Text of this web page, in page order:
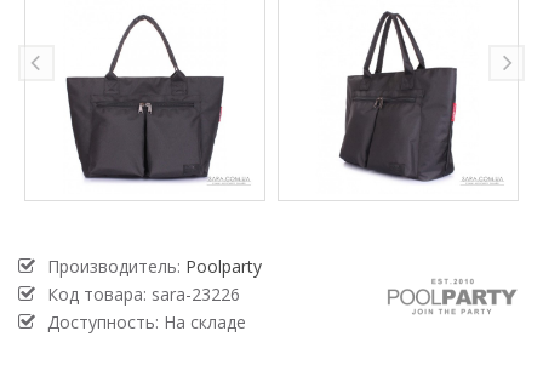
Производитель: Poolparty
Код товара: sara-23226
Доступность: На складе